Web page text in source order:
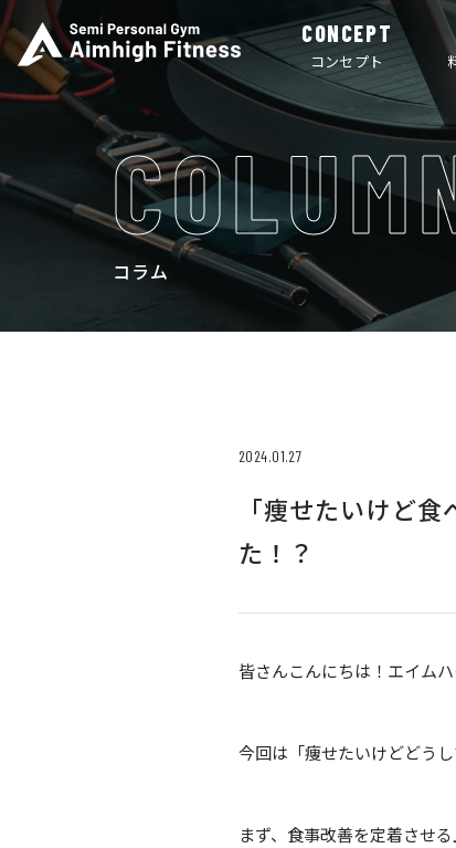
CONCEPT
コンセプト
コラム
2024.01.27
「痩せたいけど
た！？
皆さんこんにちは！エイム
今回は「痩せたいけどどう
まず、食事改善を定着させ